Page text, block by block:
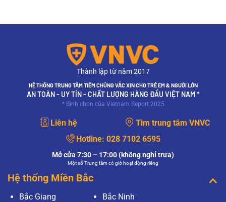
Thành lập từ năm 2017
HỆ THỐNG TRUNG TÂM TIÊM CHỦNG VẮC XIN CHO TRẺ EM & NGƯỜI LỚN
AN TOÀN - UY TÍN - CHẤT LƯỢNG HÀNG ĐẦU VIỆT NAM *
* Bình chọn của Vietnam Report 2025
Liên hệ
Tìm trung tâm VNVC
Hotline: 028 7102 6595
Mở cửa 7:30 – 17:00 (không nghỉ trưa)
Một số Trung tâm có giờ hoạt động riêng
Hệ thống Miền Bắc
Bắc Giang
Bắc Ninh